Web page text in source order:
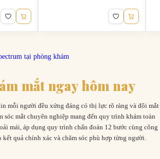
MUA NGAY MUA
mắt ngay hôm nay
mỗi người đều xứng đáng có thị lực rõ ràng và đôi mắt
sóc mắt chuyên nghiệp mang đến quy trình khám toàn
mái, áp dụng quy trình chẩn đoán 12 bước cùng công
kết quả chính xác và chăm sóc phù hợp từng người.